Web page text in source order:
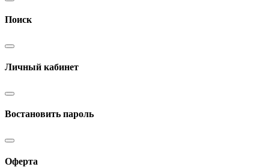
Поиск
Личный кабинет
Востановить пароль
Оферта